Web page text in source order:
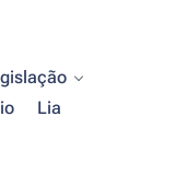
Lia